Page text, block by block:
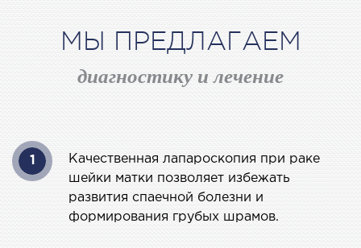
нейрохирургии
МЫ ПРЕДЛАГАЕМ
диагностику и лечение
1
Качественная лапароскопия при раке
шейки матки позволяет избежать
развития спаечной болезни и
формирования грубых шрамов.